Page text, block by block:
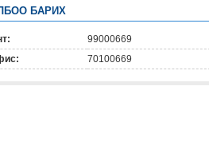
БАРИХ
99000669
70100669